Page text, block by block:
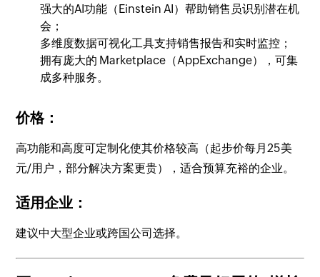
强大的AI功能（Einstein AI）帮助销售员识别潜在机
会；
多维度数据可视化工具支持销售报告和实时监控；
拥有庞大的 Marketplace（AppExchange），可集
成多种服务。
价格：
高功能和高度可定制化使其价格较高（起步价每月25美
元/用户，部分解决方案更贵），适合预算充裕的企业。
适用企业：
建议中大型企业或跨国公司选择。